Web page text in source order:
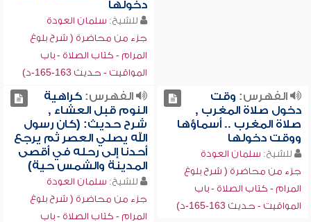
دخولها
للشيخ: سلمان العودة
جزء من محاضرة ( شرح بلوغ
المرام - كتاب الصلاة - باب
المواقيت - حديث 163-165-د)
الفهرس: وقت
دخول صلاة المغرب ,
صلاة المغرب .. أسماؤها
ووقت دخولها
للشيخ: سلمان العودة
جزء من محاضرة ( شرح بلوغ
المرام - كتاب الصلاة - باب
المواقيت - حديث 163-165-د)
الفهرس:كراهية
النوم قبل العشاء ,
شرح حديث: (كان رسول
الله يصلي العصر ثم يرجع
أحدنا إلى رحله في أقصى
المدينة والشمس حية)
للشيخ: سلمان العودة
جزء من محاضرة ( شرح بلوغ
المرام - كتاب الصلاة - باب